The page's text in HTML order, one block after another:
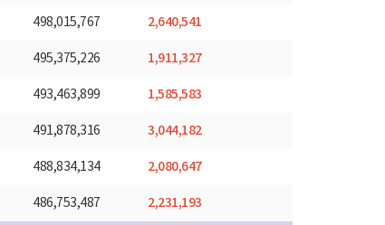
498,015,767 2,640,541
495,375,226 1,911,327
493,463,899 1,585,583
491,878,316 3,044,182
488,834,134 2,080,647
486,753,487 2,231,193